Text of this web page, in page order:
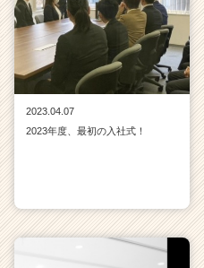
2023.04.07
2023年度、最初の入社式！